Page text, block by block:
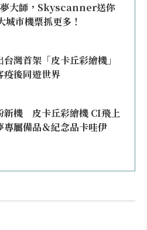
大師，Skyscanner送你
城市機票抓更多！
灣首架「皮卡丘彩繪機」
疫後同遊世界
新機 皮卡丘彩繪機 CI飛上
屬備品＆紀念品卡哇伊